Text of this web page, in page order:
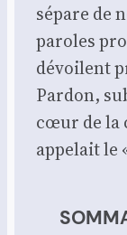
sépare de
paroles
dévoilent
Par­don,
cœur de la
appe­lait le